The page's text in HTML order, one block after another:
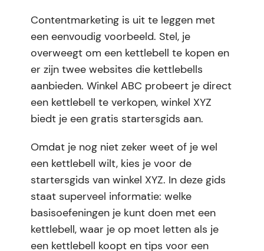
Contentmarketing is uit te leggen met
een eenvoudig voorbeeld. Stel, je
overweegt om een kettlebell te kopen en
er zijn twee websites die kettlebells
aanbieden. Winkel ABC probeert je direct
een kettlebell te verkopen, winkel XYZ
biedt je een gratis startersgids aan.
Omdat je nog niet zeker weet of je wel
een kettlebell wilt, kies je voor de
startersgids van winkel XYZ. In deze gids
staat superveel informatie: welke
basisoefeningen je kunt doen met een
kettlebell, waar je op moet letten als je
een kettlebell koopt en tips voor een